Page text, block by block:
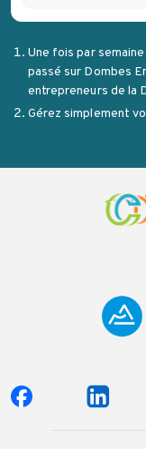
Une fois par
passé sur Dombes
entrepreneurs de la
Gérez simplement